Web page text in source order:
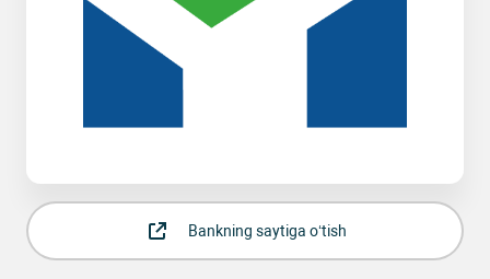
Bankning saytiga o‘tish